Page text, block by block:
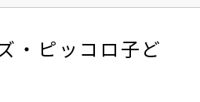
・ピッコロ子ど